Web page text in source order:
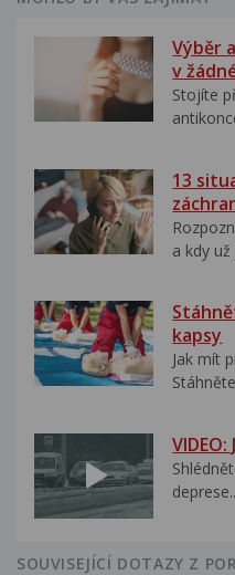
Výběr
v
Stojíte
13
a kdy už
kapsy
Jak mít
deprese..
SOUVISEJÍCÍ DOTAZY Z